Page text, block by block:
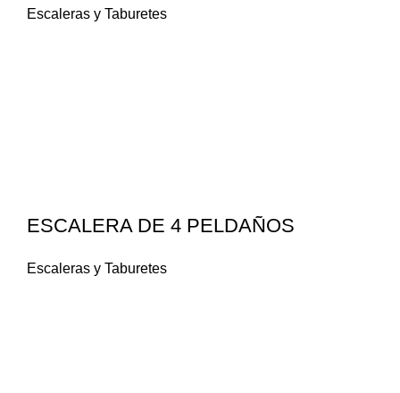
Escaleras y Taburetes
ESCALERA DE 4 PELDAÑOS
Escaleras y Taburetes